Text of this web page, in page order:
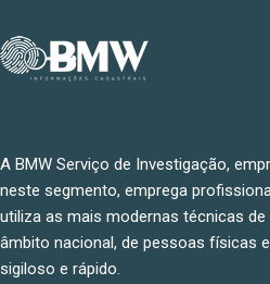
A BMW Serviço de Investigação,
neste segmento, emprega
utiliza as mais modernas técnicas
âmbito nacional, de pessoas físicas
sigiloso e rápido.